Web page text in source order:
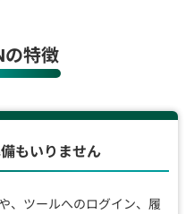
の特徴
もいりません
、ツールへのログイン、履